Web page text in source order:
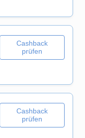
Cashback
prüfen
Cashback
prüfen